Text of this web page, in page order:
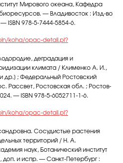
Мирового океана, Кафедра
— Владивосток : Изд-во
ISBN 978-5-7444-5854-6.
koha/opac-detail.pl?
деградация и
климата / Клименко А. И.,
др.] ; Федеральный Ростовский
Рассвет, Ростовская обл. ; Ростов-
— ISBN 978-5-6052711-1-6.
koha/opac-detail.pl?
Сосудистые растения
территорий / Н. А.
наук, Ботанический институт
и испр. — Санкт-Петербург :